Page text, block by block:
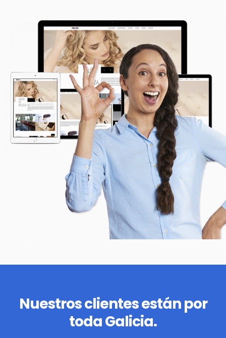
Nuestros clientes están por
toda Galicia.